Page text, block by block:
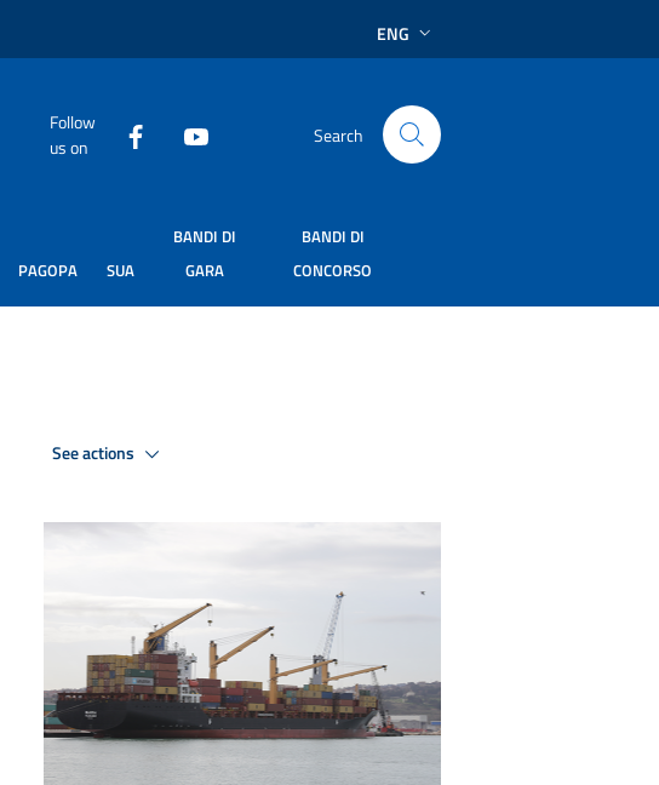
ENG
Follow
us on
Search
PAGOPA SUA
BANDI DI
GARA
BANDI DI
CONCORSO
See actions